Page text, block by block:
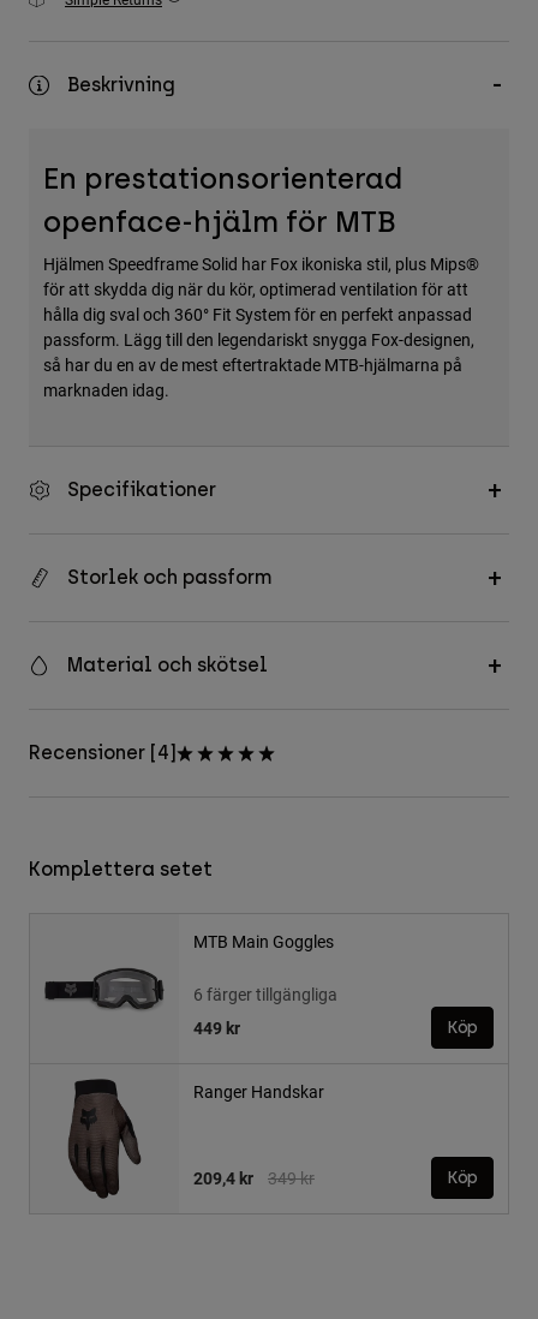
Visa alla
Beskrivning
En prestationsorienterad
openface-hjälm för MTB
Hjälmen Speedframe Solid har Fox ikoniska stil, plus Mips®
för att skydda dig när du kör, optimerad ventilation för att
hålla dig sval och 360° Fit System för en perfekt anpassad
passform. Lägg till den legendariskt snygga Fox-designen,
så har du en av de mest eftertraktade MTB-hjälmarna på
marknaden idag.
Specifikationer
Storlek och passform
Material och skötsel
Recensioner [4]
Komplettera setet
MTB Main Goggles
6 färger tillgängliga
449 kr
Köp
Ranger Handskar
Price reduced from
349 krto
209,4 kr Köp